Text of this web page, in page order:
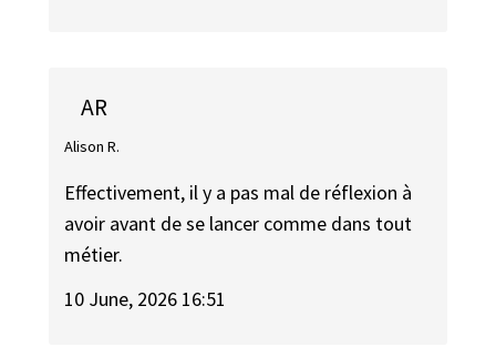
AR
Alison R.
Effectivement, il y a pas mal de réflexion à
avoir avant de se lancer comme dans tout
métier.
10 June, 2026 16:51